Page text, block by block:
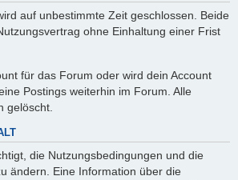
auf unbestimmte Zeit geschlossen. Beide
ohne Einhaltung einer Frist
für das Forum oder wird dein Account
Postings weiterhin im Forum. Alle
gelöscht.
die Nutzungsbedingungen und die
ändern. Eine Information über die